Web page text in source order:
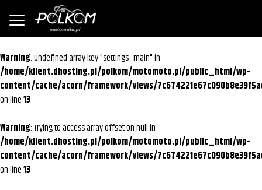
Warning : Undefined array key "settings_main" in
/home/klient.dhosting.pl/polkom/motomoto.pl/public_html/wp-
content/cache/acorn/framework/views/
on line13
Warning : Trying to access array offset on null in
/home/klient.dhosting.pl/polkom/motomoto.pl/public_html/wp-
content/cache/acorn/framework/views/
on line13